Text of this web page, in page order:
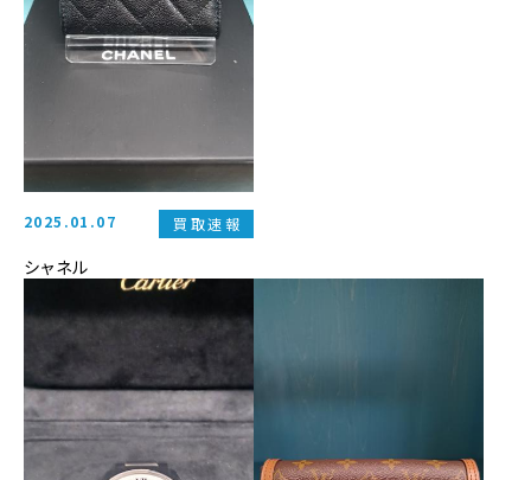
2025.01.07 買取速報
シャネル